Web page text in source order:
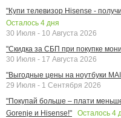
"Купи телевизор Hisense -
Осталось 4 дня
30 Июля - 10 Августа 2026
"Скидка за СБП при покупке
30 Июля - 17 Августа 2026
"Выгодные цены на ноутбуки
29 Июля - 1 Сентября 2026
"Покупай больше – плати
Gorenje и Hisense!"
Осталось 4